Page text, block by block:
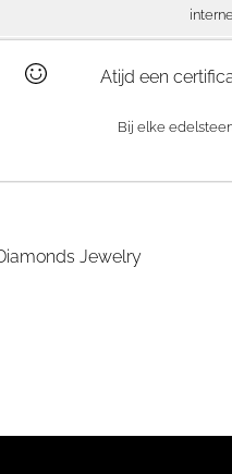
Atijd een
Bij elke